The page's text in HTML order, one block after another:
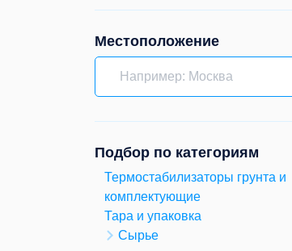
Местоположение
Подбор по категориям
Термостабилизаторы грунта и
комплектующие
Тара и упаковка
Сырье